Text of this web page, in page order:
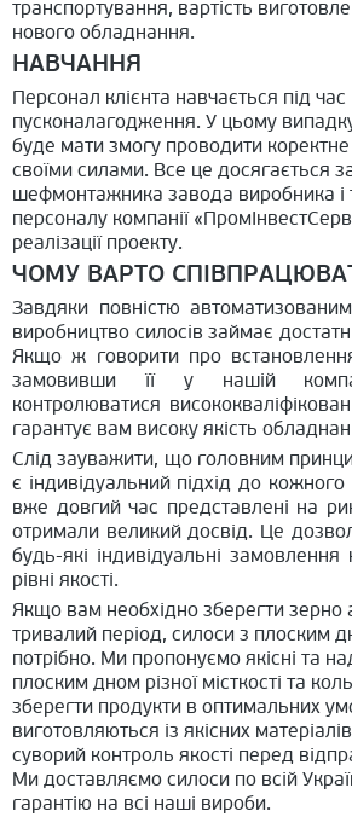
транспортування, вартість
нового обладнання.
НАВЧАННЯ
Персонал клієнта навчається під
пусконалагодження. У цьому
буде мати змогу проводити
своїми силами. Все це досягається
шефмонтажника завода виробника і
персоналу компанії
реалізації проекту.
ЧОМУ ВАРТО
Завдяки повністю
виробництво силосів займає
Якщо ж говорити про
замовивши її у нашій
контролюватися
гарантує вам високу якість
Слід зауважити, що головним
є індивідуальний підхід до
вже довгий час представлені на
отримали великий досвід. Це
будь-які індивідуальні
рівні якості.
Якщо вам необхідно зберегти зерно
тривалий період, силоси з плоским
потрібно. Ми пропонуємо якісні та
плоским дном різної місткості та
зберегти продукти в оптимальних
виготовляються із якісних
суворий контроль якості перед
Ми доставляємо силоси по всій
гарантію на всі наші вироби.